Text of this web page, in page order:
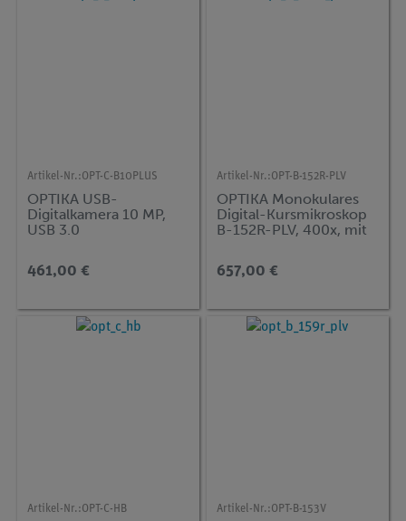
Artikel-Nr.:OPT-C-B10PLUS
OPTIKA USB-
Digitalkamera 10 MP,
USB 3.0
461,00 €
Artikel-Nr.:OPT-B-152R-PLV
OPTIKA Monokulares
Digital-Kursmikroskop
B-152R-PLV, 400x, mit
Monitor
657,00 €
Artikel-Nr.:OPT-C-HB Artikel-Nr.:OPT-B-153V